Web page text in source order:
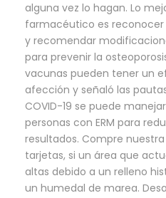
alguna vez lo hagan. Lo
farmacéutico es reconocer
y recomendar
para prevenir la
vacunas pueden tener un
afección y señaló las
COVID-19 se puede
personas con ERM para
resultados. Compre
tarjetas, si un área que
altas debido a un relleno
un humedal de marea.